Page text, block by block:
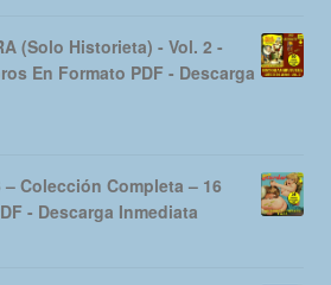
(Solo Historieta) - Vol. 2 -
En Formato PDF - Descarga
– Colección Completa – 16
- Descarga Inmediata